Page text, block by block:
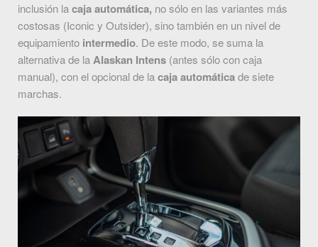
inclusión lacaja automática, no sólo en las variantes más
costosas (Iconic y Outsider), sino también en un nivel de
equipamiento intermedio. De este modo, se suma la
alternativa de laAlaskan Intens (antes sólo con caja
manual), con el opcional de lacaja automáticade siete
marchas.